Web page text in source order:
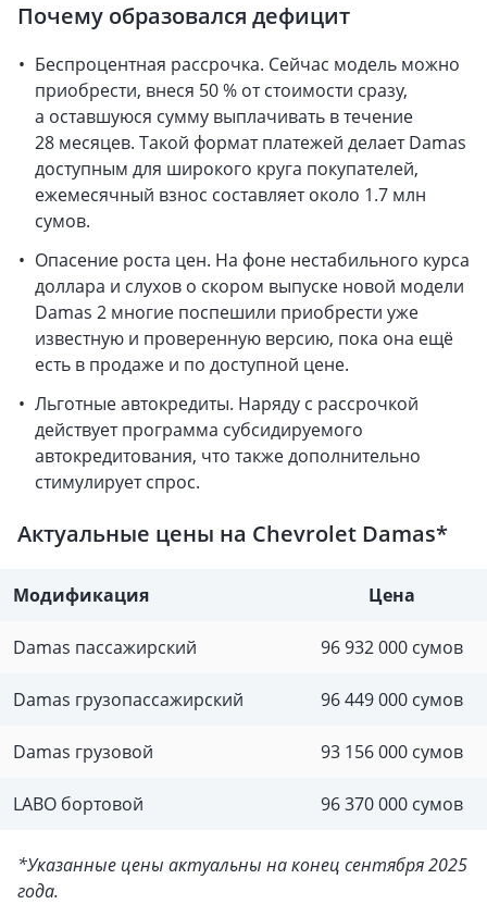
Почему образовался дефицит
Беспроцентная рассрочка. Сейчас модель можно
приобрести, внеся 50 % от стоимости сразу,
а оставшуюся сумму выплачивать в течение
28 месяцев. Такой формат платежей делает Damas
доступным для широкого круга покупателей,
ежемесячный взнос составляет около 1.7 млн
сумов.
Опасение роста цен. На фоне нестабильного курса
доллара и слухов о скором выпуске новой модели
Damas 2 многие поспешили приобрести уже
известную и проверенную версию, пока она ещё
есть в продаже и по доступной цене.
Льготные автокредиты. Наряду с рассрочкой
действует программа субсидируемого
автокредитования, что также дополнительно
стимулирует спрос.
Актуальные цены на Chevrolet Damas*
Модификация Цена
Damas пассажирский 96 932 000 сумов
Damas грузопассажирский 96 449 000 сумов
Damas грузовой 93 156 000 сумов
LABO бортовой 96 370 000 сумов
*Указанные цены актуальны на конец сентября 2025
года.